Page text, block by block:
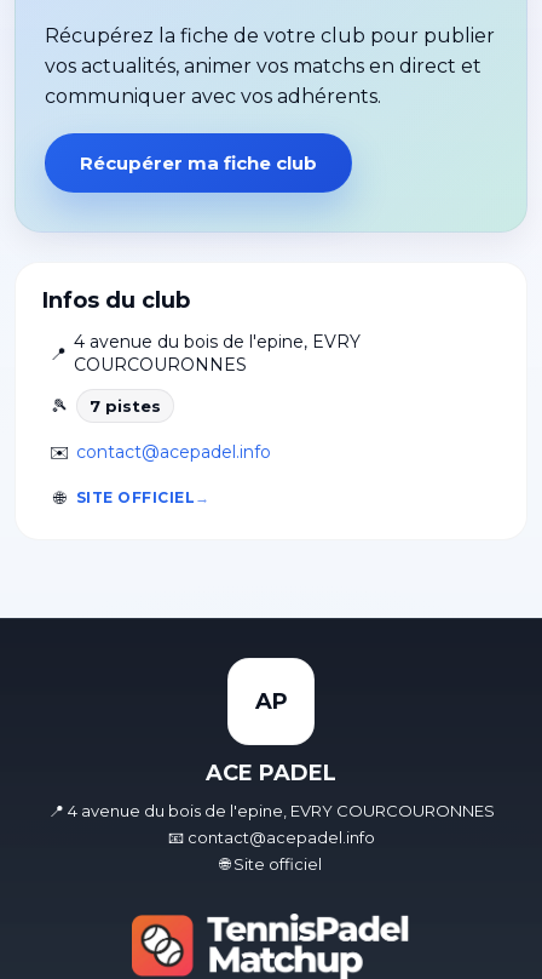
Infos du club
📍
4 avenue du bois de l'epine, EVRY
COURCOURONNES
🎾
7 pistes
✉️ contact@acepadel.info
🌐 SITE OFFICIEL
Récupérez la fiche de votre club pour publier
vos actualités, animer vos matchs en direct et
communiquer avec vos adhérents.
Récupérer ma fiche club
AP
ACE PADEL
📍 4 avenue du bois de l'epine, EVRY COURCOURONNES
📧 contact@acepadel.info
🌐 Site officiel